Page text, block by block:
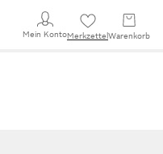
Mein KontoMerkzettel Warenkorb